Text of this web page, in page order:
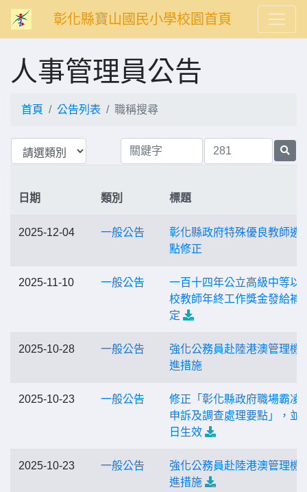
彰化縣寶山國民小學校園首頁
人事管理員公告
首頁 公告列表 職稱搜尋
日期 類別 標題
2025-12-04 一般公告
彰化縣政府特殊優良教師遴
點修正
2025-11-10 一般公告
一百十四年公立高級中等以
校教師年終工作獎金發給補
定
2025-10-28 一般公告
強化公務員赴陸港澳管理機
進措施
2025-10-23 一般公告
修正「彰化縣政府職場霸凌
申訴及調查處理要點」，並
日生效
2025-10-23 一般公告
強化公務員赴陸港澳管理機
進措施